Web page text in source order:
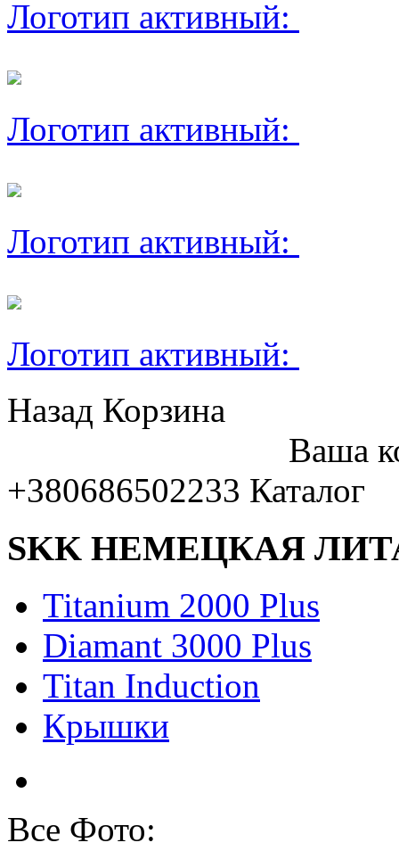
Логотип активный:
Логотип активный:
Логотип активный:
Логотип активный:
Назад Корзина
Ваша
+380686502233 Каталог
SKK НЕМЕЦКАЯ
Titanium 2000 Plus
Diamant 3000 Plus
Titan Induction
Крышки
Все Фото: